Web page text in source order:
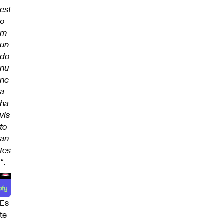
est
e
m
un
do
nu
nc
a
ha
vis
to
an
tes
“.
Es
te